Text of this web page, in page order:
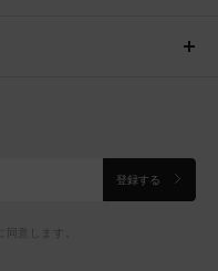
登録する
に同意します。